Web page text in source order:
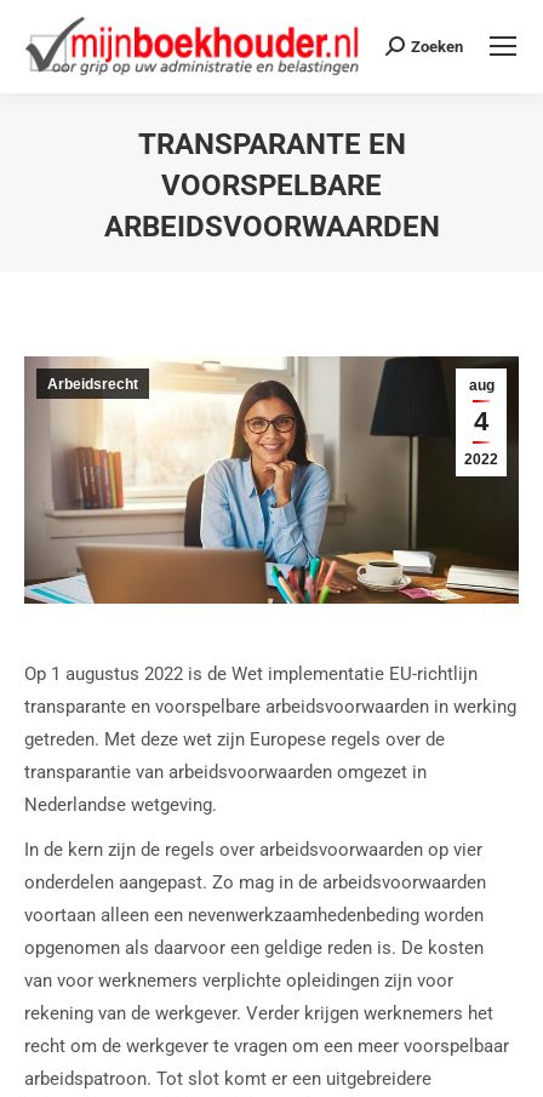
Zoeken
TRANSPARANTE EN
VOORSPELBARE
ARBEIDSVOORWAARDEN
aug
4
2022
Arbeidsrecht
Op 1 augustus 2022 is de Wet implementatie EU-richtlijn
transparante en voorspelbare arbeidsvoorwaarden in werking
getreden. Met deze wet zijn Europese regels over de
transparantie van arbeidsvoorwaarden omgezet in
Nederlandse wetgeving.
In de kern zijn de regels over arbeidsvoorwaarden op vier
onderdelen aangepast. Zo mag in de arbeidsvoorwaarden
voortaan alleen een nevenwerkzaamhedenbeding worden
opgenomen als daarvoor een geldige reden is. De kosten
van voor werknemers verplichte opleidingen zijn voor
rekening van de werkgever. Verder krijgen werknemers het
recht om de werkgever te vragen om een meer voorspelbaar
arbeidspatroon. Tot slot komt er een uitgebreidere